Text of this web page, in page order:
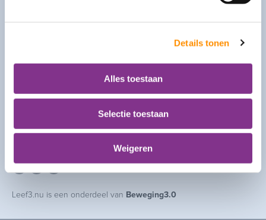
Details tonen
Alles toestaan
Selectie toestaan
Weigeren
Hulpmiddelen zijn op dit adres niet verkrijgbaar. Hiervoor kunt u
terecht bij Medipoint, Vegro en Zuiver Zorg.
info@leef3.nu
https://leef3.nu
Leef3.nu is een onderdeel van Beweging3.0